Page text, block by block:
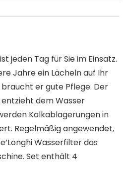
jeden Tag für Sie im Einsatz.
Jahre ein Lächeln auf Ihr
er gute Pflege. Der
entzieht dem Wasser
Kalkablagerungen in
Regelmäßig angewendet,
Wasserfilter das
Set enthält 4